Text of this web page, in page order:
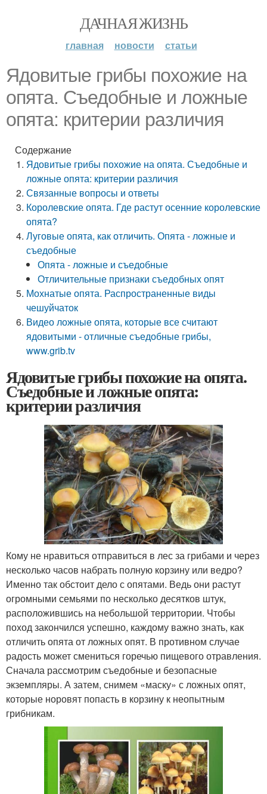
ДАЧНАЯ ЖИЗНЬ
главная новости статьи
Ядовитые грибы похожие на
опята. Съедобные и ложные
опята: критерии различия
Содержание
Ядовитые грибы похожие на опята. Съедобные и
ложные опята: критерии различия
Связанные вопросы и ответы
Королевские опята. Где растут осенние королевские
опята?
Луговые опята, как отличить. Опята - ложные и
съедобные
Опята - ложные и съедобные
Отличительные признаки съедобных опят
Мохнатые опята. Распространенные виды
чешуйчаток
Видео ложные опята, которые все считают
ядовитыми - отличные съедобные грибы,
www.grib.tv
Ядовитые грибы похожие на опята.
Съедобные и ложные опята:
критерии различия
Кому не нравиться отправиться в лес за грибами и через
несколько часов набрать полную корзину или ведро?
Именно так обстоит дело с опятами. Ведь они растут
огромными семьями по несколько десятков штук,
расположившись на небольшой территории. Чтобы
поход закончился успешно, каждому важно знать, как
отличить опята от ложных опят. В противном случае
радость может смениться горечью пищевого отравления.
Сначала рассмотрим съедобные и безопасные
экземпляры. А затем, снимем «маску» с ложных опят,
которые норовят попасть в корзину к неопытным
грибникам.